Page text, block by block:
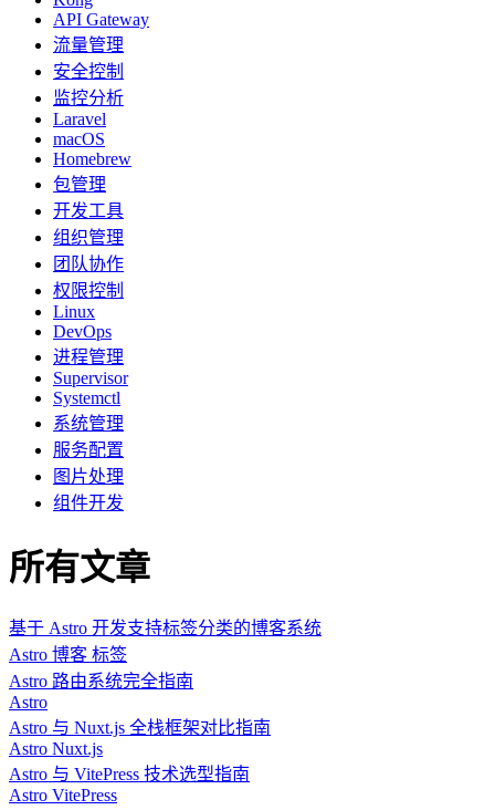
API Gateway
流量管理
安全控制
监控分析
Laravel
macOS
Homebrew
包管理
开发工具
组织管理
团队协作
权限控制
Linux
DevOps
进程管理
Supervisor
Systemctl
系统管理
服务配置
图片处理
组件开发
所有文章
基于 Astro 开发支持标签分类的博客系统
Astro 博客 标签
Astro 路由系统完全指南
Astro
Astro 与 Nuxt.js 全栈框架对比指南
Astro Nuxt.js
Astro 与 VitePress 技术选型指南
Astro VitePress